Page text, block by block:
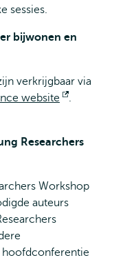
sessies.
bijwonen en
verkrijgbaar via
website
Opent
.
Researchers
Workshop
auteurs